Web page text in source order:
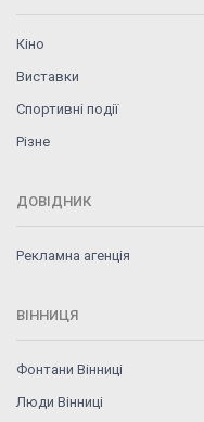
Кіно
Виставки
Спортивні події
Різне
ДОВІДНИК
Рекламна агенція
ВІННИЦЯ
Фонтани Вінниці
Люди Вінниці